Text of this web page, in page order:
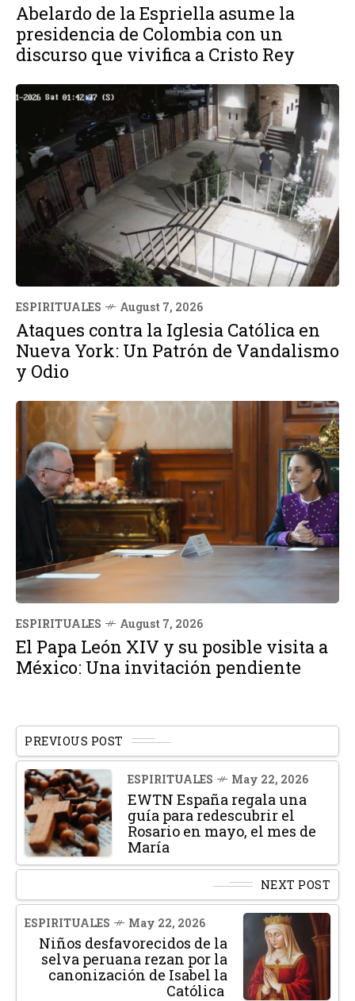
Abelardo de la Espriella asume la
presidencia de Colombia con un
discurso que vivifica a Cristo Rey
ESPIRITUALES August 7, 2026
Ataques contra la Iglesia Católica en
Nueva York: Un Patrón de Vandalismo
y Odio
ESPIRITUALES August 7, 2026
El Papa León XIV y su posible visita a
México: Una invitación pendiente
PREVIOUS POST
ESPIRITUALES May 22, 2026
EWTN España regala una
guía para redescubrir el
Rosario en mayo, el mes de
María
NEXT POST
ESPIRITUALES May 22, 2026
Niños desfavorecidos de la
selva peruana rezan por la
canonización de Isabel la
Católica